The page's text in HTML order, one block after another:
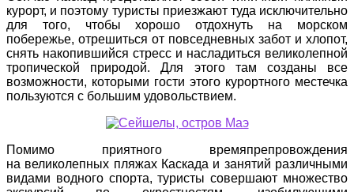
курорт, и поэтому туристы приезжают туда исключительно
для того, чтобы хорошо отдохнуть на морском
побережье, отрешиться от повседневных забот и хлопот,
снять накопившийся стресс и насладиться великолепной
тропической природой. Для этого там созданы все
возможности, которыми гости этого курортного местечка
пользуются с большим удовольствием.
Помимо приятного времяпрепровождения
на великолепных пляжах Каскада и занятий различными
видами водного спорта, туристы совершают множество